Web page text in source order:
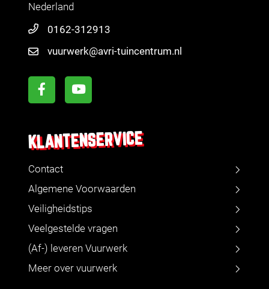
Nederland
0162-312913
vuurwerk@avri-tuincentrum.nl
KLANTENSERVICE
Contact
Algemene Voorwaarden
Veiligheidstips
Veelgestelde vragen
(Af-) leveren Vuurwerk
Meer over vuurwerk